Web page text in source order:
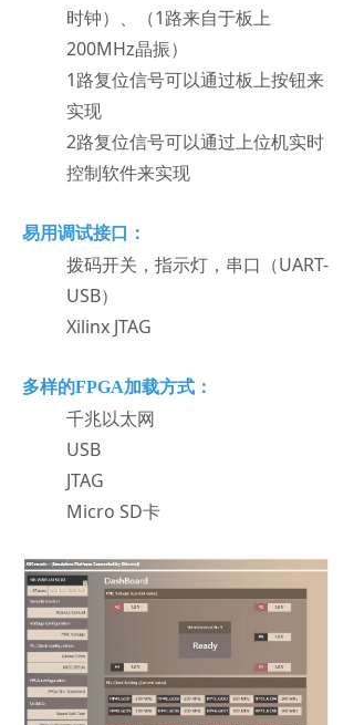
时钟）、（1路来自于板上
200MHz晶振）
1路复位信号可以通过板上按钮来
实现
2路复位信号可以通过上位机实时
控制软件来实现
易用调试接口：
拨码开关，指示灯，串口（UART-
USB）
Xilinx JTAG
多样的FPGA加载方式：
千兆以太网
USB
JTAG
Micro SD卡